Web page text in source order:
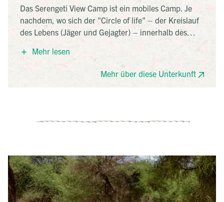
Das Serengeti View Camp ist ein mobiles Camp. Je
nachdem, wo sich der "Circle of life" – der Kreislauf
des Lebens (Jäger und Gejagter) – innerhalb des
Nationalparks gerade befindet, dahin wandert auch
das Camp. Im Verlauf des Jahres werden die
spektakulärsten und natürlich am besten für die
Tierbeobachtung geeigneten Stellen ausgewählt,
Das Küchenteam sorgt für gesunde und leckere
Verpflegung, während man sich auf Safari befindet.
Mehr lesen
Mehr über diese Unterkunft